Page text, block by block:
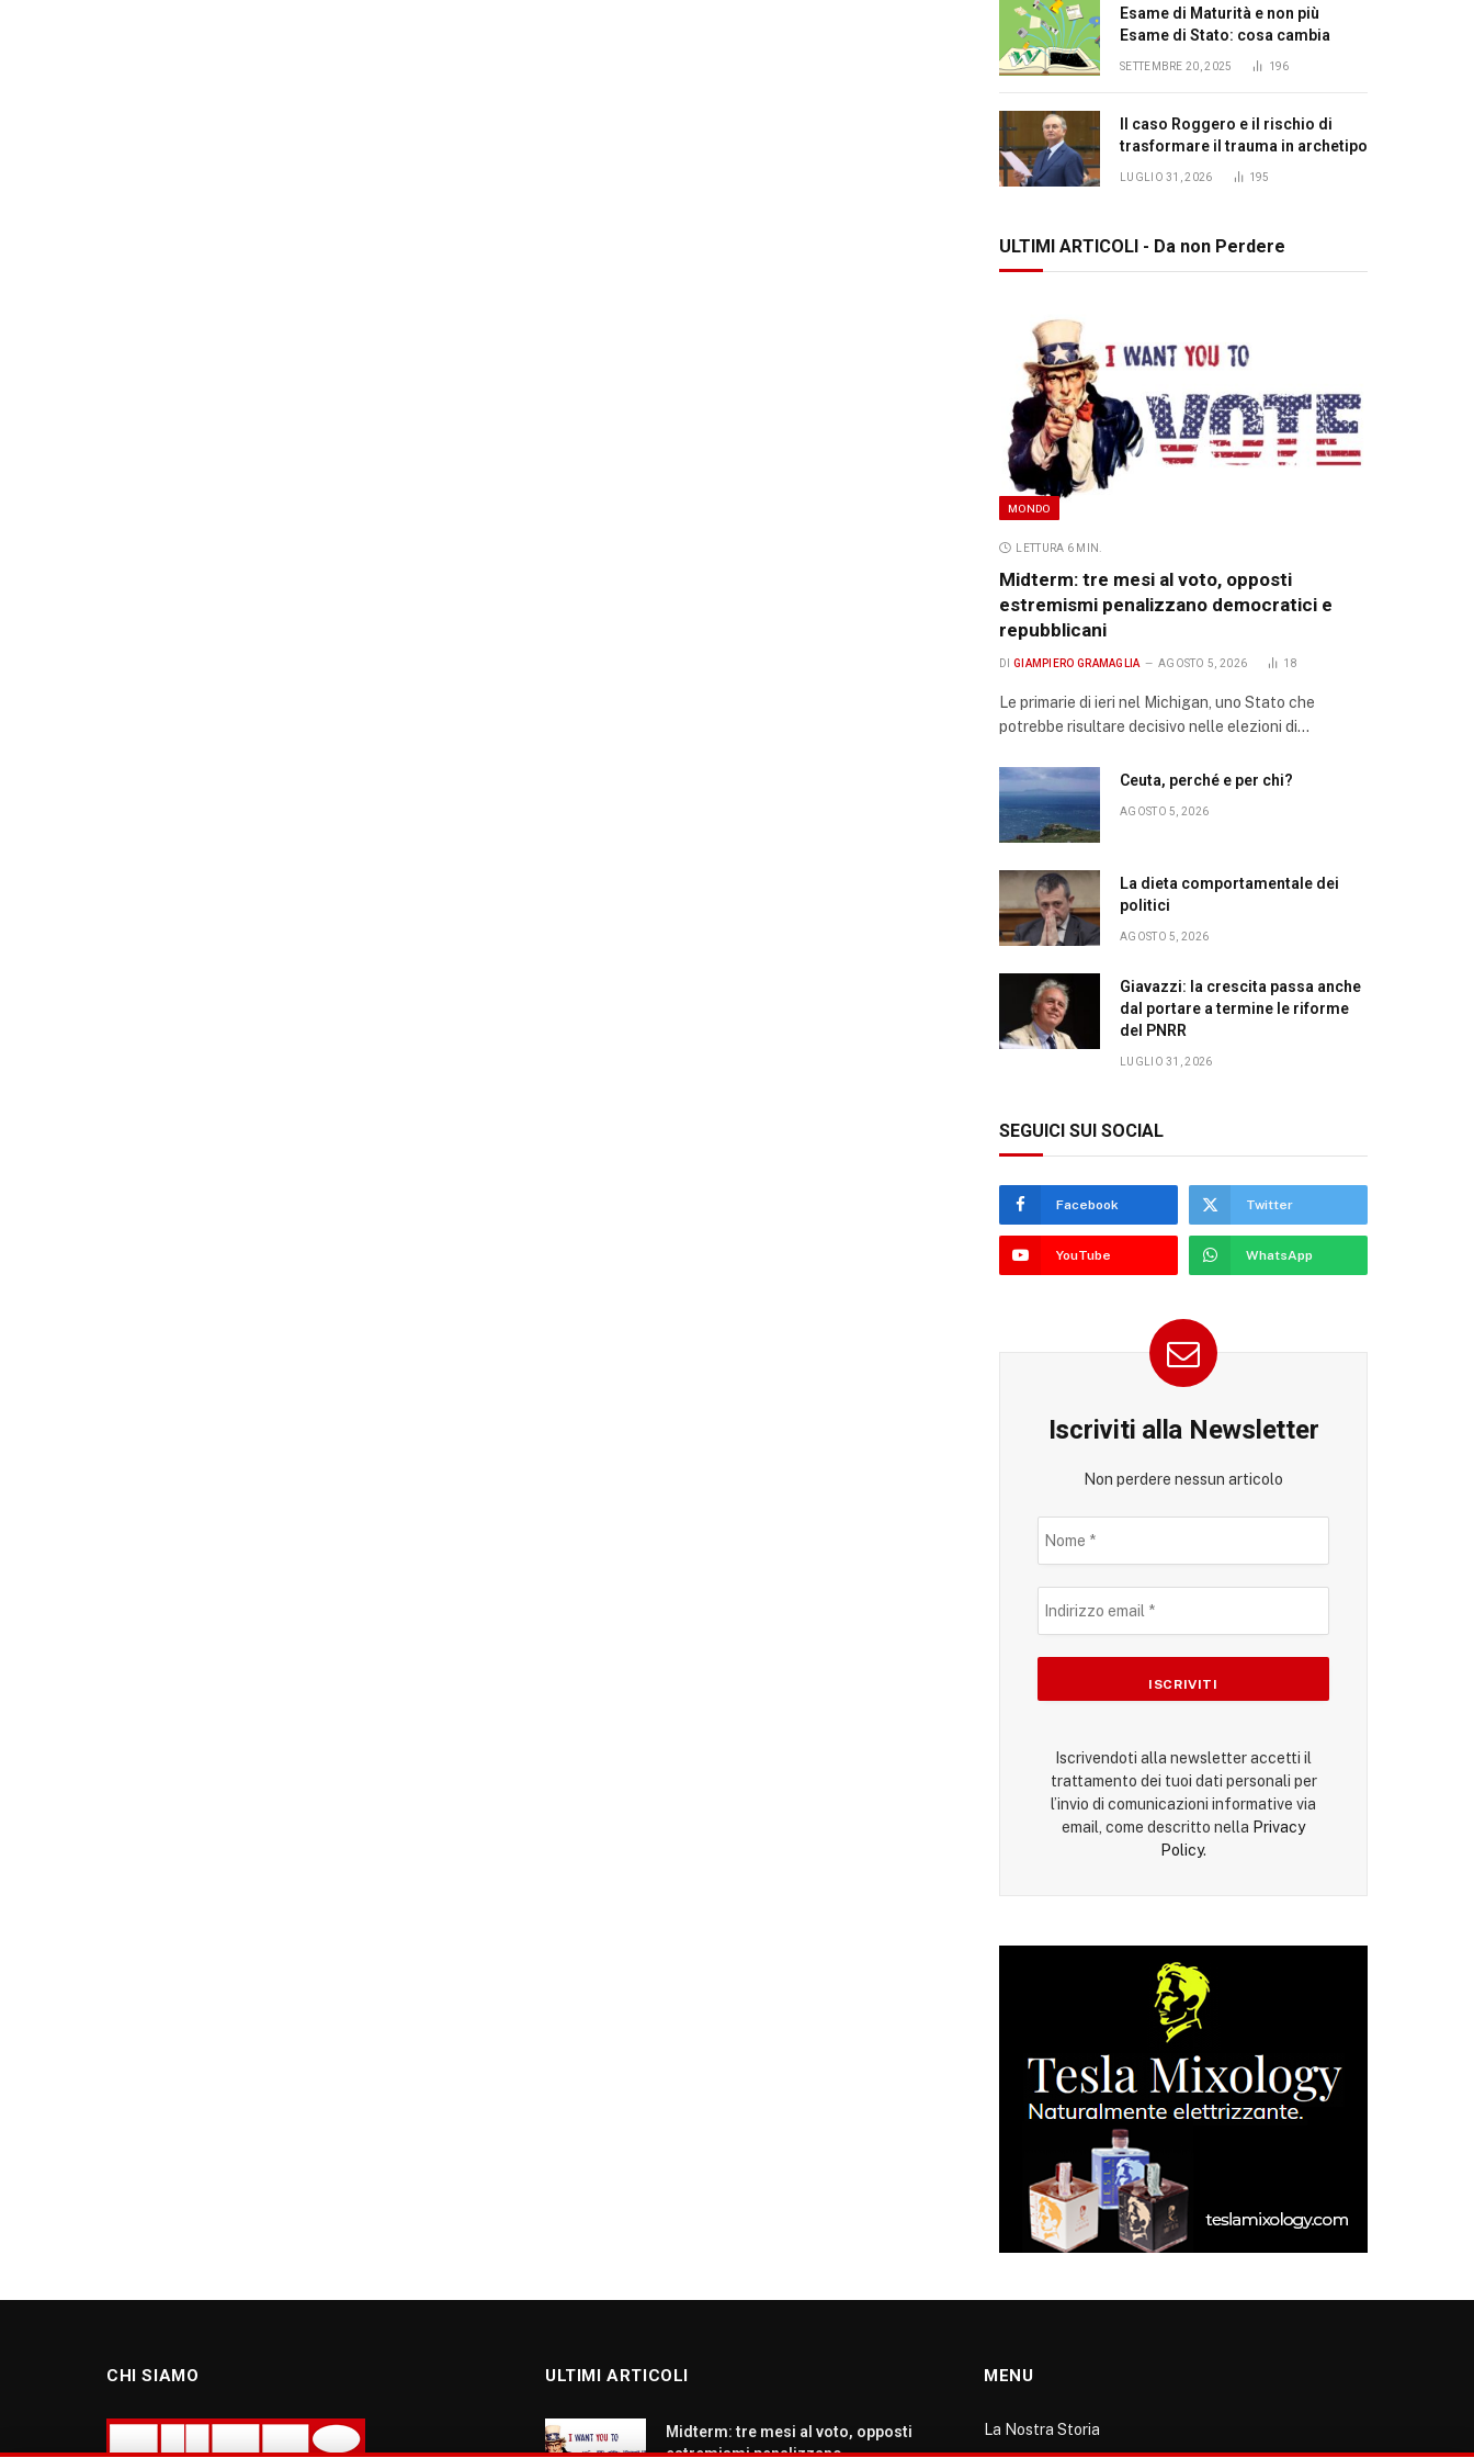
Esame di Maturità e non più
Esame di Stato: cosa cambia
SETTEMBRE 20, 2025 196
Il caso Roggero e il rischio di
trasformare il trauma in archetipo
LUGLIO 31, 2026 195
ULTIMI ARTICOLI - Da non Perdere
MONDO
LETTURA 6 MIN.
Midterm: tre mesi al voto, opposti
estremismi penalizzano democratici e
repubblicani
DI GIAMPIERO GRAMAGLIA AGOSTO 5, 2026 18
Le primarie di ieri nel Michigan, uno Stato che
potrebbe risultare decisivo nelle elezioni di…
Ceuta, perché e per chi?
AGOSTO 5, 2026
La dieta comportamentale dei
politici
AGOSTO 5, 2026
Giavazzi: la crescita passa anche
dal portare a termine le riforme
del PNRR
LUGLIO 31, 2026
SEGUICI SUI SOCIAL
Facebook Twitter
YouTube WhatsApp
Iscriviti alla Newsletter
Non perdere nessun articolo
Iscrivendoti alla newsletter accetti il
trattamento dei tuoi dati personali per
l’invio di comunicazioni informative via
email, come descritto nella Privacy
Policy.
CHI SIAMO ULTIMI ARTICOLI
Midterm: tre mesi al voto, opposti
estremismi penalizzano
MENU
La Nostra Storia